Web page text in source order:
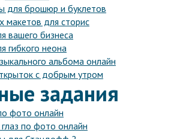
для брошюр и буклетов
макетов для сторис
вашего бизнеса
гибкого неона
альбома онлайн
с добрым утром
задания
фото онлайн
по фото онлайн